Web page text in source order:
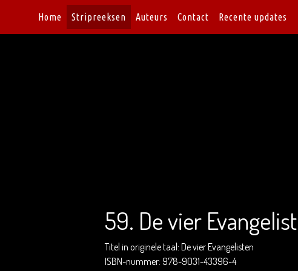
Home Stripreeksen Auteurs Contact Recente updates
59. De vier
Titel in originele taal: De vier Evangelisten
ISBN-nummer: 978-9031-43396-4